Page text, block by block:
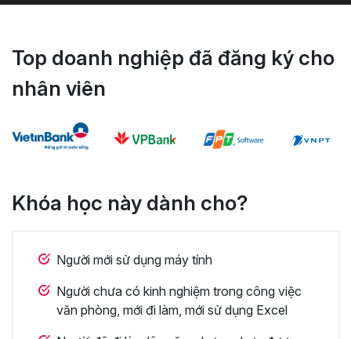
Top doanh nghiệp đã đăng ký cho
nhân viên
Khóa học này dành cho?
Người mới sử dụng máy tính
Người chưa có kinh nghiệm trong công việc
văn phòng, mới đi làm, mới sử dụng Excel